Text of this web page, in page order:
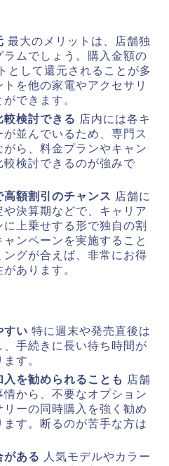
最大のメリットは、店舗独
ラムでしょう。購入金額の
として還元されることが多
トを他の家電やアクセサリ
できます。
検討できる 店内には各キ
並んでいるため、専門ス
がら、料金プランやキャン
検討できるのが強みで
額割引のチャンス 店舗に
や決算期などで、キャリア
上乗せする形で独自の割
ンペーンを実施すること
グが合えば、非常にお得
あります。
すい 特に週末や発売直後は
、手続きに長い待ち時間が
す。
を勧められることも 店舗
から、不要なオプション
ーの同時購入を強く勧め
ます。断るのが苦手な方は
がある
人気モデルやカラー